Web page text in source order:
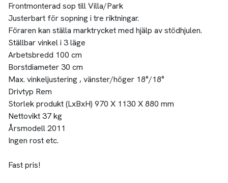
Frontmonterad sop till Villa/Park
Justerbart för sopning i tre riktningar.
Föraren kan ställa marktrycket med hjälp av stödhjulen.
Ställbar vinkel i 3 läge
Arbetsbredd 100 cm
Borstdiameter 30 cm
Max. vinkeljustering , vänster/höger 18°/18°
Drivtyp Rem
Storlek produkt (LxBxH) 970 X 1130 X 880 mm
Nettovikt 37 kg
Årsmodell 2011
Ingen rost etc.
Fast pris!